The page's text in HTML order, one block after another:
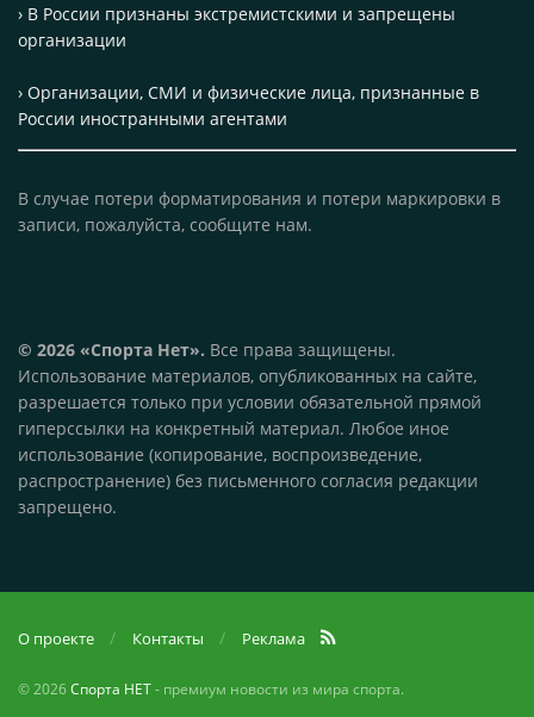
› В России признаны экстремистскими и запрещены
организации
› Организации, СМИ и физические лица, признанные в
России иностранными агентами
В случае потери форматирования и потери маркировки в
записи, пожалуйста, сообщите нам.
© 2026 «Спорта Нет». Все права защищены.
Использование материалов, опубликованных на сайте,
разрешается только при условии обязательной прямой
гиперссылки на конкретный материал. Любое иное
использование (копирование, воспроизведение,
распространение) без письменного согласия редакции
запрещено.
О проекте Контакты Реклама
© 2026Спорта НЕТ- премиум новости из мира спорта.